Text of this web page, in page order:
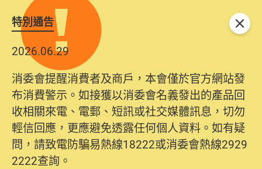
特別通告
2026.06.29
消委會提醒消費者及商戶，本會僅於官方網站發
布消費警示。如接獲以消委會名義發出的產品回
收相關來電、電郵、短訊或社交媒體訊息，切勿
輕信回應，更應避免透露任何個人資料。如有疑
問，請致電防騙易熱線18222或消委會熱線2929
2222查詢。
關閉